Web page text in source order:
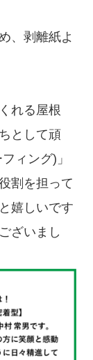
、剥離紙よ
れる屋根
として頑
ィング)」
割を担って
嬉しいです
ざいまし